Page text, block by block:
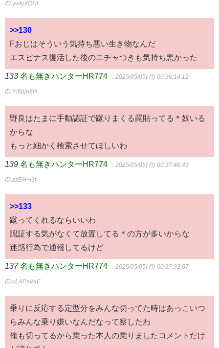
ID:ywIyXQHt
>>130
Fおじはそういう気持ち悪い生き物なんだ
エスピナス復活した後のニチャつきも気持ち悪かった
133 名も無きハンターHR774 ：2025/05/05(月) 00:36:14.12
ID:Y/6bjo8H
野良はたまに手動認証で蹴りまくる罠貼ってる＊奴いる
からな
もっと細かく検索させてほしいわ
139 名も無きハンターHR774 ：2025/05/05(月) 00:37:46.43
ID:zzEH+I3r
>>133
蹴ってくれるならいいわ
認証する気がなくて放置してる＊の方が多いからな
迷惑行為で通報してるけど
137 名も無きハンターHR774 ：2025/05/05(月) 00:37:33.67
ID:cLAPxVaE
乗りに反応する定型分をみんな切ってた時はあっこいつ
らみんな乗り嫌いなんだなって察したわ
俺も切ってるから乗った本人の乗りましたコメントだけ